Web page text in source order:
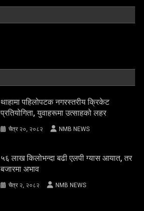
थाहामा पहिलोपटक नगरस्तरीय क्रिकेट
प्रतियोगिता, युवाहरूमा उत्साहको लहर
चैत्र २०, २०८२ NMB NEWS
५६ लाख किलोभन्दा बढी एलपी ग्यास आयात, तर
बजारमा अभाव
चैत्र २, २०८२ NMB NEWS